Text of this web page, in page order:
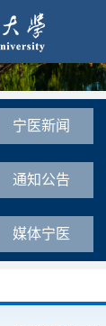
宁医新闻
通知公告
媒体宁医